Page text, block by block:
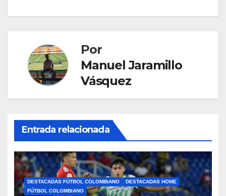
Por
Manuel Jaramillo
Vásquez
Entrada relacionada
DESTACADAS FÚTBOL COLOMBIANO
DESTACADAS HOME
FÚTBOL COLOMBIANO